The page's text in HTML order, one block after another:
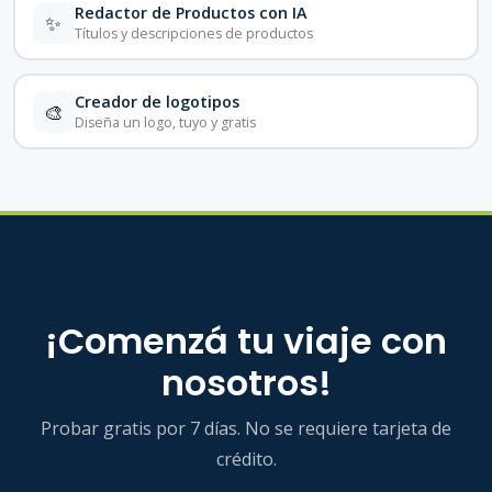
✨ Redactor de Productos con IA
Títulos y descripciones de productos
🎨 Creador de logotipos
Diseña un logo, tuyo y gratis
¡Comenzá tu viaje con
nosotros!
Probar gratis por 7 días. No se requiere tarjeta de
crédito.